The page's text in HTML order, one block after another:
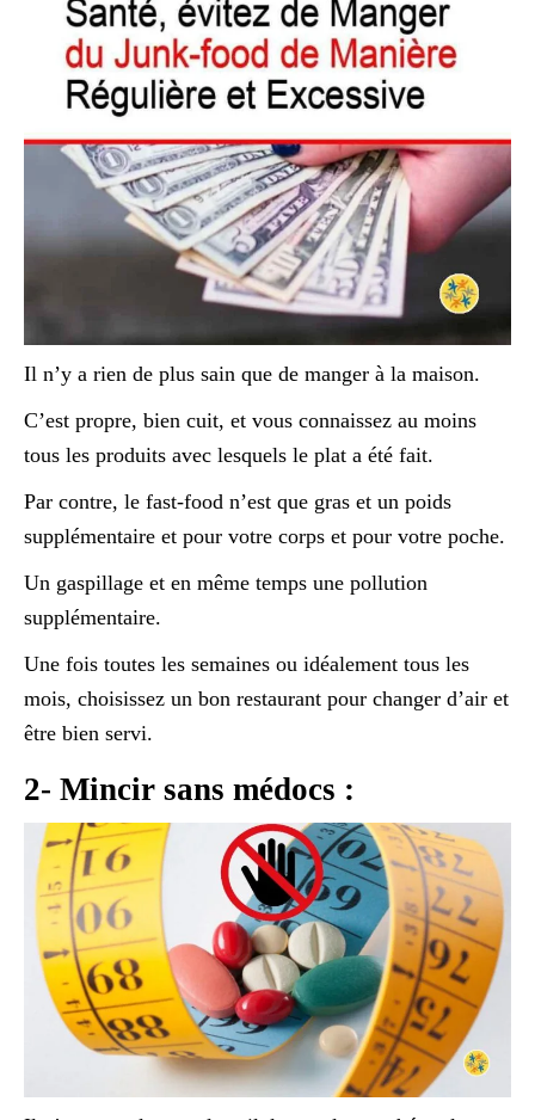
Il n’y a rien de plus sain que de manger à la maison.
C’est propre, bien cuit, et vous connaissez au moins
tous les produits avec lesquels le plat a été fait.
Par contre, le fast-food n’est que gras et un poids
supplémentaire et pour votre corps et pour votre poche.
Un gaspillage et en même temps une pollution
supplémentaire.
Une fois toutes les semaines ou idéalement tous les
mois, choisissez un bon restaurant pour changer d’air et
être bien servi.
2- Mincir sans médocs :